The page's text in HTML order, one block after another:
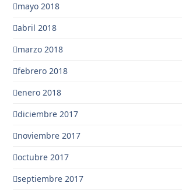
mayo 2018
abril 2018
marzo 2018
febrero 2018
enero 2018
diciembre 2017
noviembre 2017
octubre 2017
septiembre 2017